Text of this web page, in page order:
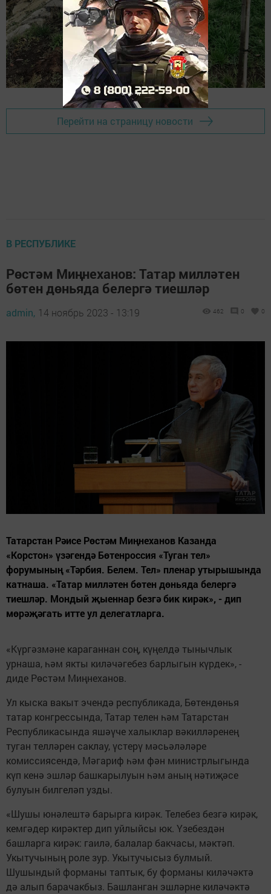
Перейти на страницу новости
В РЕСПУБЛИКЕ
Рөстәм Миңнеханов: Татар милләтен
бөтен дөньяда белергә тиешләр
admin, 14 ноябрь 2023 - 13:19 462 0 0
Татарстан Рәисе Рөстәм Миңнеханов Казанда
«Корстон» үзәгендә Бөтенроссия «Туган тел»
форумының «Тәрбия. Белем. Тел» пленар утырышында
катнаша. «Татар милләтен бөтен дөньяда белергә
тиешләр. Мондый җыеннар безгә бик кирәк», - дип
мөрәҗәгать итте ул делегатларга.
«Күргәзмәне караганнан соң, күңелдә тынычлык
урнаша, һәм якты киләчәгебез барлыгын күрдек», -
диде Рөстәм Миңнеханов.
Ул кыска вакыт эчендә республикада, Бөтендөнья
татар конгрессында, Татар телен һәм Татарстан
Республикасында яшәүче халыклар вәкилләренең
туган телләрен саклау, үстерү мәсьәләләре
комиссиясендә, Мәгариф һәм фән министрлыгында
күп кенә эшләр башкарылуын һәм аның нәтиҗәсе
булуын билгеләп узды.
«Шушы юнәлештә барырга кирәк. Телебез безгә кирәк,
кемгәдер кирәктер дип уйлыйсы юк. Үзебездән
башларга кирәк: гаилә, балалар бакчасы, мәктәп.
Укытучының роле зур. Укытучысыз булмый.
Шушындый форманы таптык, бу форманы киләчәктә
дә алып барачакбыз. Башланган эшләрне киләчәктә